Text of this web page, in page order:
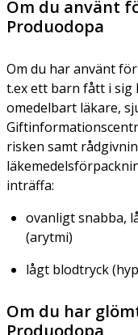
Om du använt
Produodopa
Om du har använt
t.ex ett barn fått i sig
omedelbart läkare,
risken samt
inträffa:
ovanligt snabba,
(arytmi)
lågt blodtryck
Om du har
Produodopa